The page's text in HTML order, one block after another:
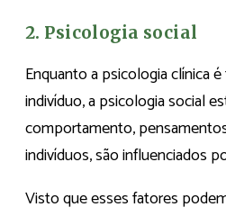
2. Psicologia social
Enquanto a psicologia clínica
indivíduo, a psicologia social
comportamento,
indivíduos, são influenciados
Visto que esses fatores